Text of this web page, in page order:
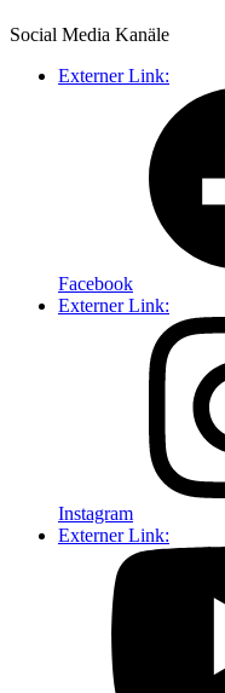
Social Media Kanäle
Externer Link:
Facebook
Externer Link:
Instagram
Externer Link: